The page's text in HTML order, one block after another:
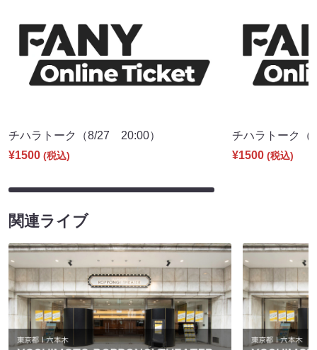
チハラトーク（8/27 20:00）
¥1500 (税込)
チハラトーク
¥1500 (税込)
関連ライブ